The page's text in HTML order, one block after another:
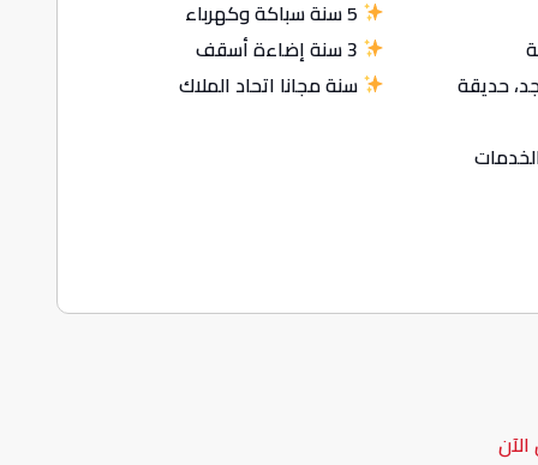
حديقة
سنة مجانا اتحاد الملاك